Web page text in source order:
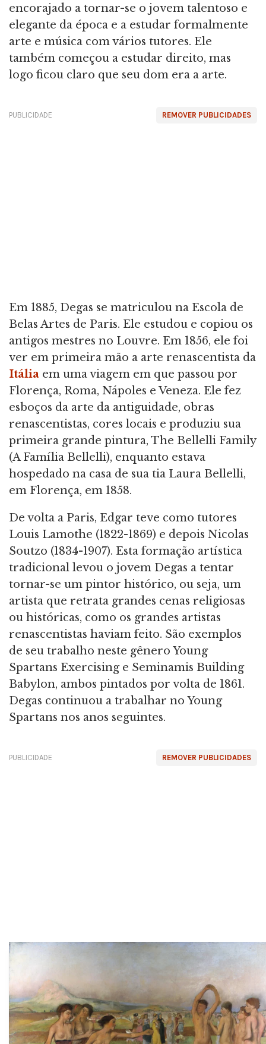
encorajado a tornar-se o jovem talentoso e
elegante da época e a estudar formalmente
arte e música com vários tutores. Ele
também começou a estudar direito, mas
logo ficou claro que seu dom era a arte.
REMOVER PUBLICIDADES
PUBLICIDADE
Em 1885, Degas se matriculou na Escola de
Belas Artes de Paris. Ele estudou e copiou os
antigos mestres no Louvre. Em 1856, ele foi
ver em primeira mão a arte renascentista da
Itália em uma viagem em que passou por
Florença, Roma, Nápoles e Veneza. Ele fez
esboços da arte da antiguidade, obras
renascentistas, cores locais e produziu sua
primeira grande pintura, The Bellelli Family
(A Família Bellelli), enquanto estava
hospedado na casa de sua tia Laura Bellelli,
em Florença, em 1858.
De volta a Paris, Edgar teve como tutores
Louis Lamothe (1822-1869) e depois Nicolas
Soutzo (1834-1907). Esta formação artística
tradicional levou o jovem Degas a tentar
tornar-se um pintor histórico, ou seja, um
artista que retrata grandes cenas religiosas
ou históricas, como os grandes artistas
renascentistas haviam feito. São exemplos
de seu trabalho neste gênero Young
Spartans Exercising e Seminamis Building
Babylon, ambos pintados por volta de 1861.
Degas continuou a trabalhar no Young
Spartans nos anos seguintes.
REMOVER PUBLICIDADES
PUBLICIDADE